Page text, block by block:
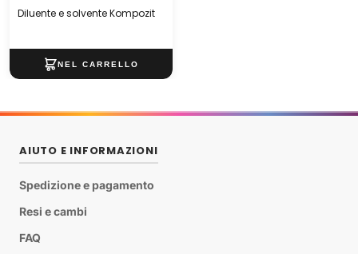
Diluente e solvente Kompozit
AIUTO E INFORMAZIONI
Spedizione e pagamento
Resi e cambi
FAQ